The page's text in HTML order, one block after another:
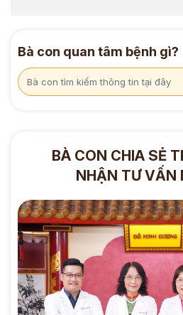
Bà con quan tâm bệnh gì?
BÀ CON CHIA SẺ
NHẬN TƯ VẤN